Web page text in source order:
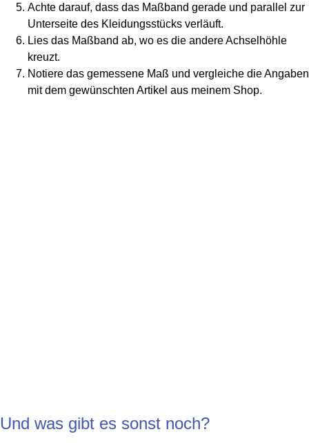
Achte darauf, dass das Maßband gerade und parallel zur
Unterseite des Kleidungsstücks verläuft.
Lies das Maßband ab, wo es die andere Achselhöhle
kreuzt.
Notiere das gemessene Maß und vergleiche die Angaben
mit dem gewünschten Artikel aus meinem Shop.
Und was gibt es sonst noch?